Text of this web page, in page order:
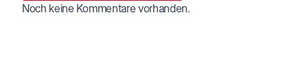
Noch keine Kommentare vorhanden.